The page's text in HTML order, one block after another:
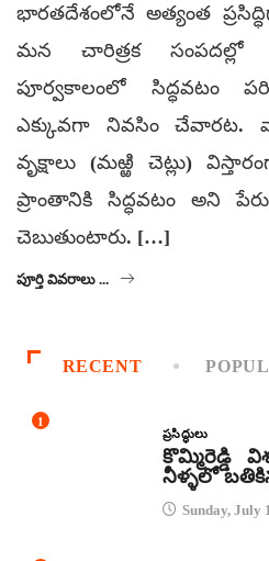
భారతదేశంలోనే అత్యంత
మన చారిత్రక సంపదల్లో
పూర్వకాలంలో సిద్ధవటం
ఎక్కువగా నివసిం చేవారట.
వృక్షాలు (మఱ్ఱి చెట్లు)
ప్రాంతానికి సిద్ధవటం అని
చెబుతుంటారు. […]
పూర్తి వివరాలు ...
RECENT
1
ప్రసిద్ధులు
కొమ్మిరెడ్డి
నీళ్ళలో
Sunday, July